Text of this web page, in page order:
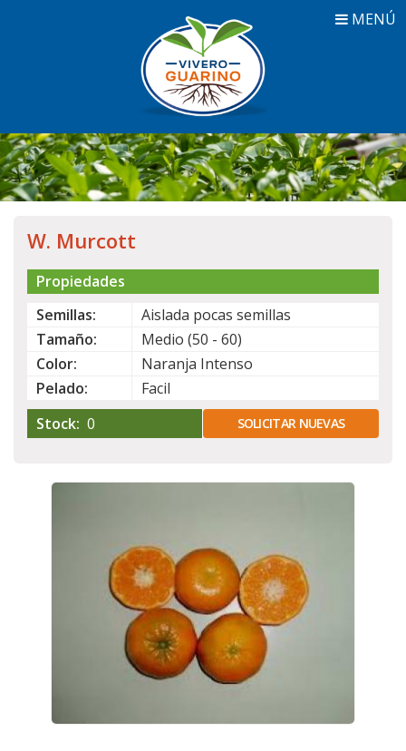
MENÚ
W. Murcott
Propiedades
Semillas:
Aislada pocas semillas
Tamaño:
Medio (50 - 60)
Color:
Naranja Intenso
Pelado:
Facil
Stock: 0 SOLICITAR NUEVAS